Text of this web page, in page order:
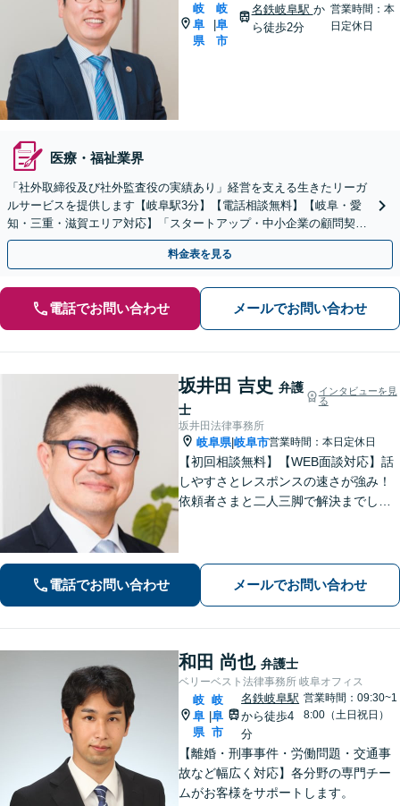
岐
阜
県
|
岐
阜
市
名鉄岐阜駅 か
ら徒歩2分
営業時間：本
日定休日
医療・福祉業界
「社外取締役及び社外監査役の実績あり」経営を支える生きたリーガ
ルサービスを提供します【岐阜駅3分】【電話相談無料】【岐阜・愛
知・三重・滋賀エリア対応】「スタートアップ・中小企業の顧問契約
対応」中古車販売・ブライダル業界・製造業・人材派遣など
料金表を見る
電話でお問い合わせ メールでお問い合わせ
坂井田 吉史 弁護
士
インタビューを見
る
坂井田法律事務所
岐阜県|岐阜市営業時間：本日定休日
【初回相談無料】【WEB面談対応】話
しやすさとレスポンスの速さが強み！
依頼者さまと二人三脚で解決までしっ
ひご相談ください【柔軟な費用体系】
電話でお問い合わせ メールでお問い合わせ
和田 尚也 弁護士
ベリーベスト法律事務所 岐阜オフィス
岐
阜
県
岐
阜
市
名鉄岐阜駅
から徒歩4
分
営業時間：09:30~1
8:00（土日祝日）
【離婚・刑事事件・労働問題・交通事
故など幅広く対応】各分野の専門チー
ムがお客様をサポートします。